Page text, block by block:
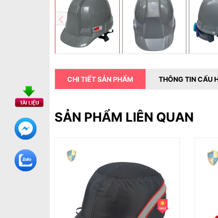
CHI TIẾT SẢN PHẨM THÔNG TIN CẤU
SẢN PHẨM LIÊN QUAN